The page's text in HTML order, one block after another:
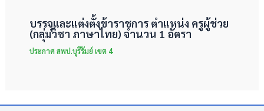
บรรจุและแต่งตั้งข้าราชการ ตำแหน่ง ครูผู้ช่วย
(กลุ่มวิชา ภาษาไทย) จำนวน 1 อัตรา
ประกาศ สพป.บุรีรัมย์ เขต 4